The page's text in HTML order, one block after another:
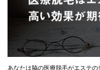
あなたは脇の医療脱毛がエステ